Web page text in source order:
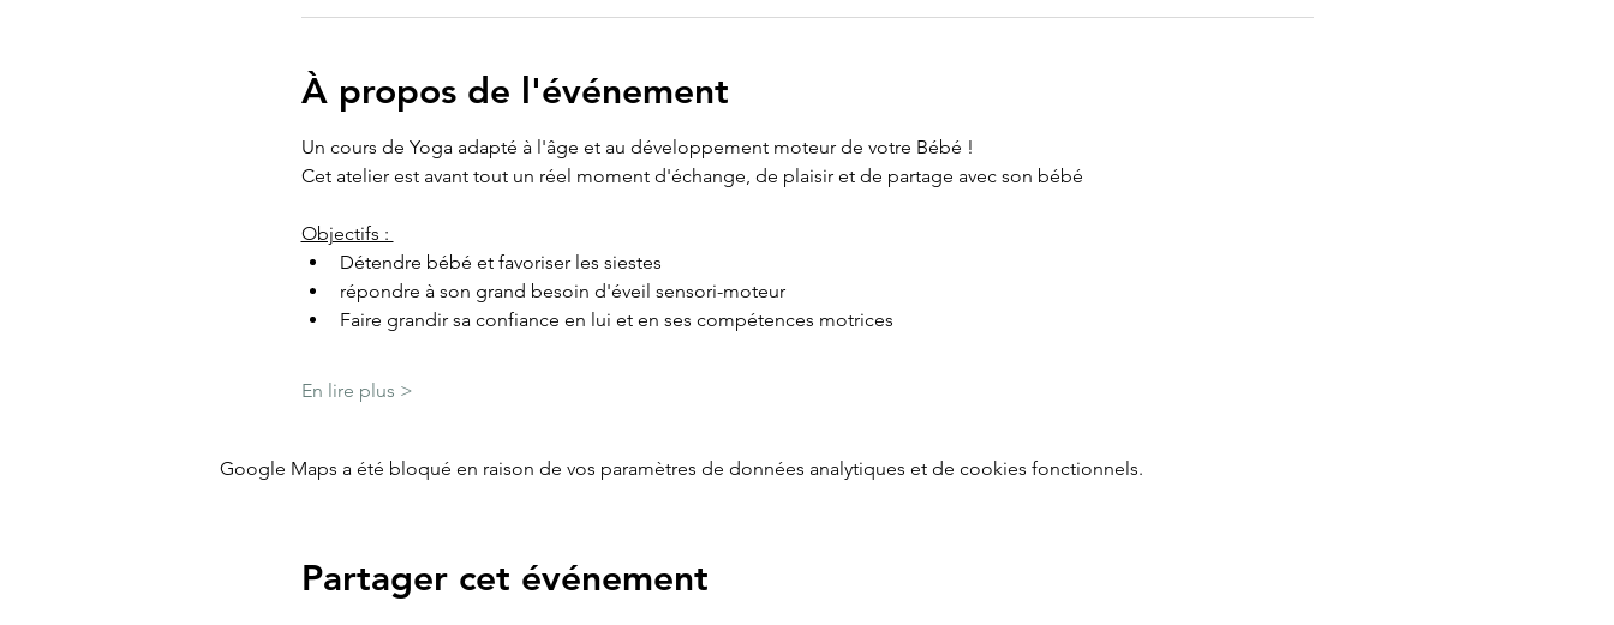
À propos de l'événement
Un cours de Yoga adapté à l'âge et au développement moteur de votre Bébé !
Cet atelier est avant tout un réel moment d'échange, de plaisir et de partage avec son bébé
Objectifs :
Détendre bébé et favoriser les siestes
répondre à son grand besoin d'éveil sensori-moteur
Faire grandir sa confiance en lui et en ses compétences motrices
En lire plus >
Google Maps a été bloqué en raison de vos paramètres de données analytiques et de cookies fonctionnels.
Partager cet événement